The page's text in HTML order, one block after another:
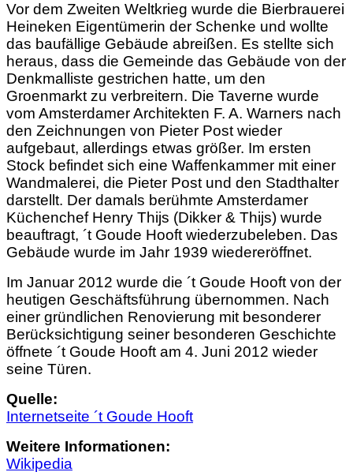
Vor dem Zweiten Weltkrieg wurde die Bierbrauerei
Heineken Eigentümerin der Schenke und wollte
das baufällige Gebäude abreißen. Es stellte sich
heraus, dass die Gemeinde das Gebäude von der
Denkmalliste gestrichen hatte, um den
Groenmarkt zu verbreitern. Die Taverne wurde
vom Amsterdamer Architekten F. A. Warners nach
den Zeichnungen von Pieter Post wieder
aufgebaut, allerdings etwas größer. Im ersten
Stock befindet sich eine Waffenkammer mit einer
Wandmalerei, die Pieter Post und den Stadthalter
darstellt. Der damals berühmte Amsterdamer
Küchenchef Henry Thijs (Dikker & Thijs) wurde
beauftragt, ´t Goude Hooft wiederzubeleben. Das
Gebäude wurde im Jahr 1939 wiedereröffnet.
Im Januar 2012 wurde die ´t Goude Hooft von der
heutigen Geschäftsführung übernommen. Nach
einer gründlichen Renovierung mit besonderer
Berücksichtigung seiner besonderen Geschichte
öffnete ´t Goude Hooft am 4. Juni 2012 wieder
seine Türen.
Quelle:
Internetseite ´t Goude Hooft
Weitere Informationen:
Wikipedia